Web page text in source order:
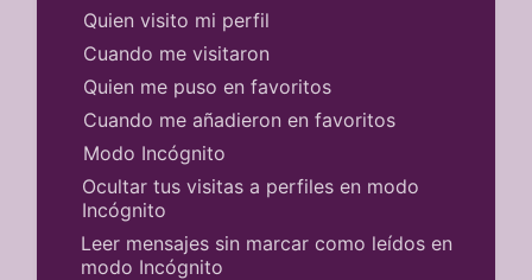
Quien visito mi perfil
Cuando me visitaron
Quien me puso en favoritos
Cuando me añadieron en favoritos
Modo Incógnito
Ocultar tus visitas a perfiles en modo
Incógnito
Leer mensajes sin marcar como leídos en
modo Incógnito